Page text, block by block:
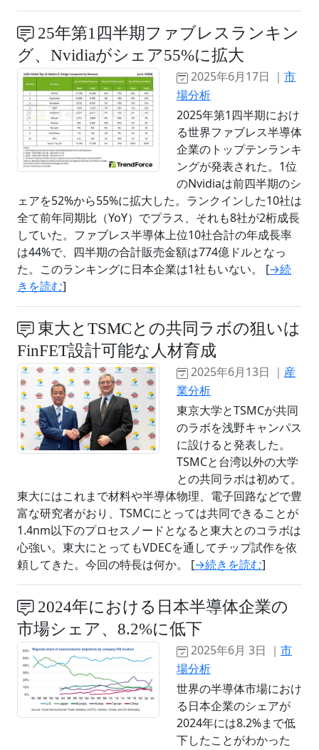
25年第1四半期ファブレスランキン
グ、Nvidiaがシェア55%に拡大
2025年6月17日 ｜ 市
場分析
2025年第1四半期におけ
る世界ファブレス半導体
企業のトップテンランキ
ングが発表された。1位
のNvidiaは前四半期のシ
ェアを52%から55%に拡大した。ランクインした10社は
全て前年同期比（YoY）でプラス、それも8社が2桁成長
していた。ファブレス半導体上位10社合計の年成長率
は44%で、四半期の合計販売金額は774億ドルとなっ
た。このランキングに日本企業は1社もいない。 [→続
きを読む]
東大とTSMCとの共同ラボの狙いは
FinFET設計可能な人材育成
2025年6月13日 ｜ 産
業分析
東京大学とTSMCが共同
のラボを浅野キャンパス
に設けると発表した。
TSMCと台湾以外の大学
との共同ラボは初めて。
東大にはこれまで材料や半導体物理、電子回路などで豊
富な研究者がおり、TSMCにとっては共同できることが
1.4nm以下のプロセスノードとなると東大とのコラボは
心強い。東大にとってもVDECを通してチップ試作を依
頼してきた。今回の特長は何か。 [→続きを読む]
2024年における日本半導体企業の
市場シェア、8.2%に低下
2025年6月 3日 ｜ 市
場分析
世界の半導体市場におけ
る日本企業のシェアが
2024年には8.2%まで低
下したことがわかった